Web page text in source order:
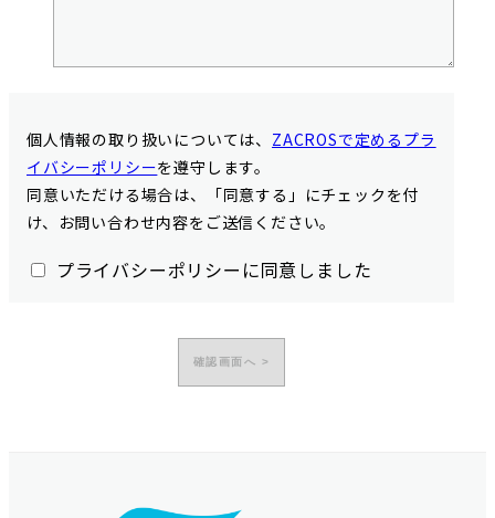
個人情報の取り扱いについては、 ZACROSで定めるプラ
イバシーポリシーを遵守します。
同意いただける場合は、「同意する」にチェックを付
け、お問い合わせ内容をご送信ください。
プライバシーポリシーに同意しました